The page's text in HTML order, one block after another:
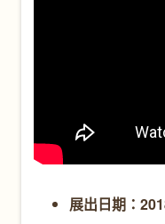
展出日期：